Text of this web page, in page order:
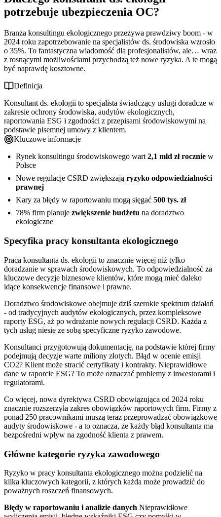
Główne kategorie ryzyka zawodowego
Konsekwencje finansowe błędów zawodowych
ekologii?
Status prawny ubezpieczenia OC
Porównanie z innymi zawodami doradczymi
Co obejmuje ubezpieczenie OC konsultanta ds. ekologii?
Rozszerzenia standardowe dla konsultantów
Rozszerzenia płatne - RODO i cyber
przykłady szkód
Błędy w raportowaniu ESG i CSRD
Nieprawidłowe audyty środowiskowe
Naruszenie przepisów o ochronie danych
Opóźnienia i błędy w dokumentacji
Ile kosztuje OC dla konsultanta ds. ekologii?
Czynniki wpływające na wysokość składki
Orientacyjne przedziały cenowe
Porównanie koszt ubezpieczenia vs potencjalna szkoda
Jak i gdzie wykupić ubezpieczenie OC konsultanta ds.
ekologii?
Proces zakupu online krok po kroku
Porównanie kanałów zakupu
Wymagane dokumenty i informacje
Praktyczne wskazówki dla konsultanta ds. ekologii
Jak minimalizować ryzyko w codziennej pracy
Postępowanie w przypadku roszczenia
Najważniejsze punkty do zapamiętania
potrzebuje ubezpieczenia OC?
Branża konsultingu ekologicznego przeżywa prawdziwy boom - w
2024 roku zapotrzebowanie na specjalistów ds. środowiska wzrosło
o 35%. To fantastyczna wiadomość dla profesjonalistów, ale… wraz
z rosnącymi możliwościami przychodzą też nowe ryzyka. A te mogą
być naprawdę kosztowne.
Definicja
Konsultant ds. ekologii to specjalista świadczący usługi doradcze w
zakresie ochrony środowiska, audytów ekologicznych,
raportowania ESG i zgodności z przepisami środowiskowymi na
podstawie pisemnej umowy z klientem.
Kluczowe informacje
Rynek konsultingu środowiskowego wart 2,1 mld zł rocznie w
Polsce
Nowe regulacje CSRD zwiększają ryzyko odpowiedzialności
prawnej
Kary za błędy w raportowaniu mogą sięgać 500 tys. zł
78% firm planuje zwiększenie budżetu na doradztwo
ekologiczne
Specyfika pracy konsultanta ekologicznego
Praca konsultanta ds. ekologii to znacznie więcej niż tylko
doradzanie w sprawach środowiskowych. To odpowiedzialność za
kluczowe decyzje biznesowe klientów, które mogą mieć daleko
idące konsekwencje finansowe i prawne.
Doradztwo środowiskowe obejmuje dziś szerokie spektrum działań
- od tradycyjnych audytów ekologicznych, przez kompleksowe
raporty ESG, aż po wdrażanie nowych regulacji CSRD. Każda z
tych usług niesie ze sobą specyficzne ryzyko zawodowe.
Konsultanci przygotowują dokumentację, na podstawie której firmy
podejmują decyzje warte miliony złotych. Błąd w ocenie emisji
CO2? Klient może stracić certyfikaty i kontrakty. Nieprawidłowe
dane w raporcie ESG? To może oznaczać problemy z inwestorami i
regulatorami.
Co więcej, nowa dyrektywa CSRD obowiązująca od 2024 roku
znacznie rozszerzyła zakres obowiązków raportowych firm. Firmy z
ponad 250 pracownikami muszą teraz przeprowadzać obowiązkowe
audyty środowiskowe - a to oznacza, że każdy błąd konsultanta ma
bezpośredni wpływ na zgodność klienta z prawem.
Główne kategorie ryzyka zawodowego
Ryzyko w pracy konsultanta ekologicznego można podzielić na
kilka kluczowych kategorii, z których każda może prowadzić do
poważnych roszczeń finansowych.
Błędy w raportowaniu i analizie danych Nieprawidłowe